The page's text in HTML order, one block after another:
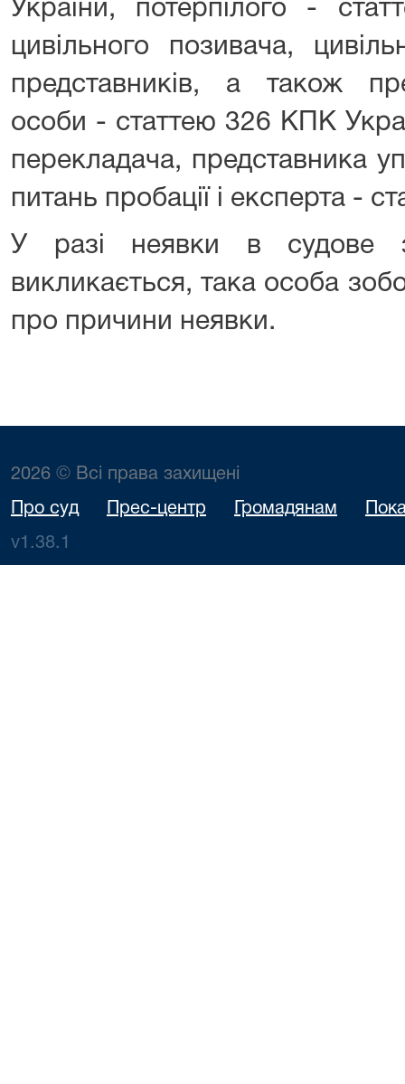
України, потерпілого -
цивільного позивача,
представників, а також
особи - статтею 326 КПК
перекладача, представника
питань пробації і експерта -
У разі неявки в судове
викликається, така особа
про причини неявки.
2026 © Всі права захищені
Про суд Прес-центр Громадянам
v1.38.1